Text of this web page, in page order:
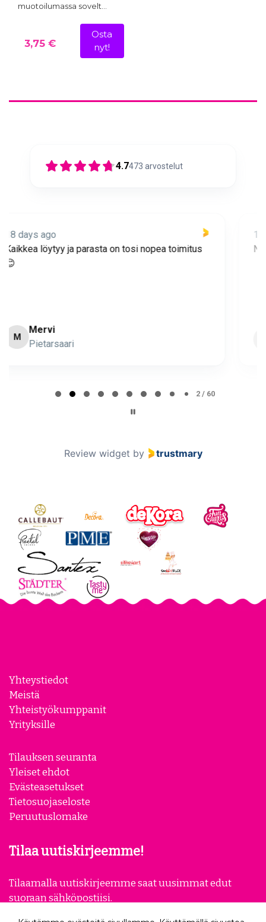
muotoilumassa sovelt…
3,75 €
Osta
nyt!
4.7473 arvostelut
18 days ago
Nopea toimitus ja super asiakaspalvelua 🩷
ML Minna Lehto
2 / 60
Review widget by trustmary
Yhteystiedot
Meistä
Yhteistyökumppanit
Yrityksille
Tilauksen seuranta
Yleiset ehdot
Evästeasetukset
Tietosuojaseloste
Peruutuslomake
Tilaa uutiskirjeemme!
Tilaamalla uutiskirjeemme saat uusimmat edut
suoraan sähköpostiisi.